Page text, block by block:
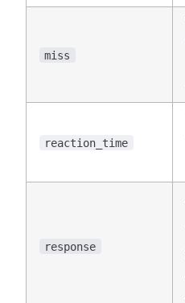
miss
reaction_time
response